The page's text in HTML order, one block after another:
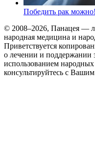
Победить рак можно!
© 2008–2026, Панацея —
народная медицина и
Приветствуется
о лечении и поддержании
использованием народных
консультируйтесь с